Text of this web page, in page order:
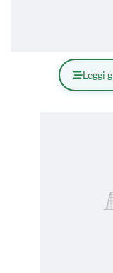
Leggi